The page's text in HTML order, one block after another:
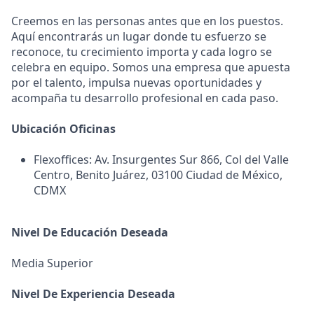
Creemos en las personas antes que en los puestos.
Aquí encontrarás un lugar donde tu esfuerzo se
reconoce, tu crecimiento importa y cada logro se
celebra en equipo. Somos una empresa que apuesta
por el talento, impulsa nuevas oportunidades y
acompaña tu desarrollo profesional en cada paso.
Ubicación Oficinas
Flexoffices: Av. Insurgentes Sur 866, Col del Valle
Centro, Benito Juárez, 03100 Ciudad de México,
CDMX
Nivel De Educación Deseada
Media Superior
Nivel De Experiencia Deseada